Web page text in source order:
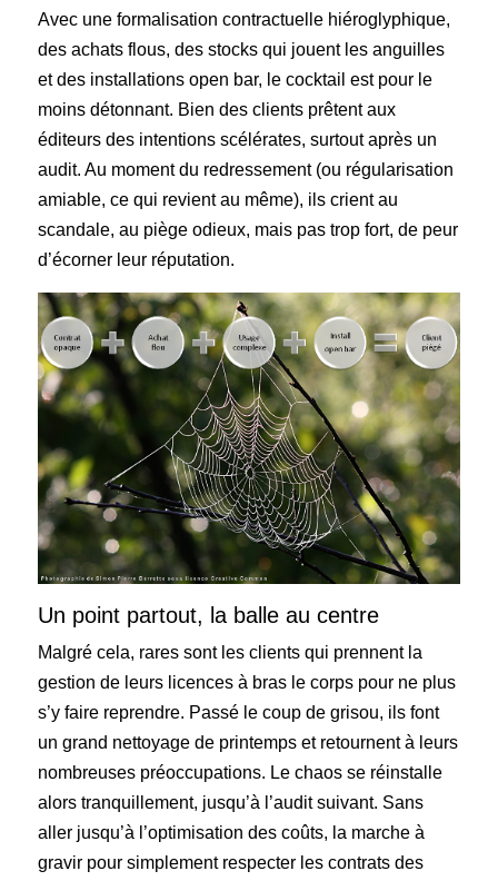
Avec une formalisation contractuelle hiéroglyphique,
des achats flous, des stocks qui jouent les anguilles
et des installations open bar, le cocktail est pour le
moins détonnant. Bien des clients prêtent aux
éditeurs des intentions scélérates, surtout après un
audit. Au moment du redressement (ou régularisation
amiable, ce qui revient au même), ils crient au
scandale, au piège odieux, mais pas trop fort, de peur
d’écorner leur réputation.
Un point partout, la balle au centre
Malgré cela, rares sont les clients qui prennent la
gestion de leurs licences à bras le corps pour ne plus
s’y faire reprendre. Passé le coup de grisou, ils font
un grand nettoyage de printemps et retournent à leurs
nombreuses préoccupations. Le chaos se réinstalle
alors tranquillement, jusqu’à l’audit suivant. Sans
aller jusqu’à l’optimisation des coûts, la marche à
gravir pour simplement respecter les contrats des